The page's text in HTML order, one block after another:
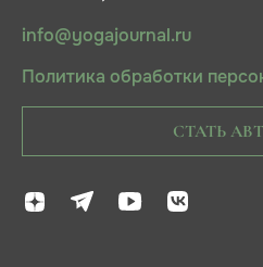
info@yogajournal.ru
Политика обработки
СТАТЬ